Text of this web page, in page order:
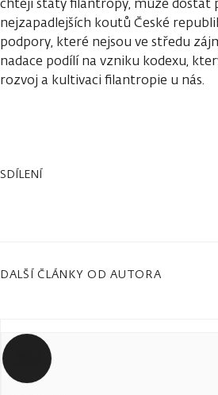
nejzapadlejších koutů České
podpory, které nejsou ve středu
nadace podílí na vzniku kodexu,
rozvoj a kultivaci filantropie u nás.
SDÍLENÍ
DALŠÍ ČLÁNKY OD AUTORA